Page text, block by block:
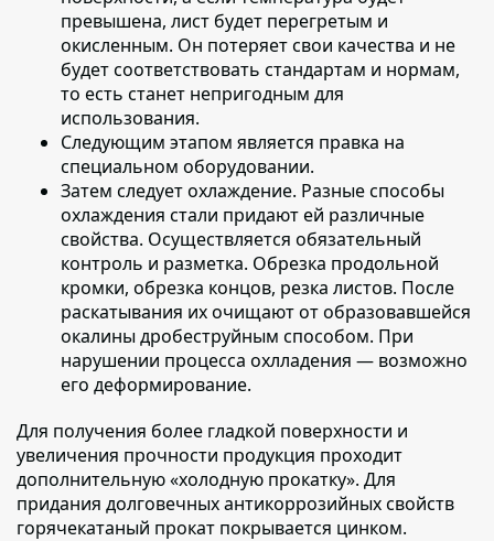
превышена, лист будет перегретым и
окисленным. Он потеряет свои качества и не
будет соответствовать стандартам и нормам,
то есть станет непригодным для
использования.
Следующим этапом является правка на
специальном оборудовании.
Затем следует охлаждение. Разные способы
охлаждения стали придают ей различные
свойства. Осуществляется обязательный
контроль и разметка. Обрезка продольной
кромки, обрезка концов, резка листов. После
раскатывания их очищают от образовавшейся
окалины дробеструйным способом. При
нарушении процесса охлладения — возможно
его деформирование.
Для получения более гладкой поверхности и
увеличения прочности продукция проходит
дополнительную «холодную прокатку». Для
придания долговечных антикоррозийных свойств
горячекатаный прокат покрывается цинком.